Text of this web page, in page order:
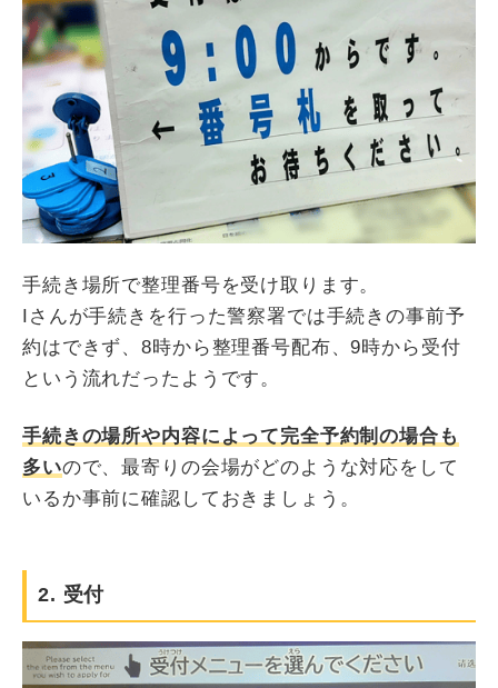
手続き場所で整理番号を受け取ります。
Iさんが手続きを行った警察署では手続きの事前予
約はできず、8時から整理番号配布、9時から受付
という流れだったようです。
手続きの場所や内容によって完全予約制の場合も
多いので、最寄りの会場がどのような対応をして
いるか事前に確認しておきましょう。
2. 受付